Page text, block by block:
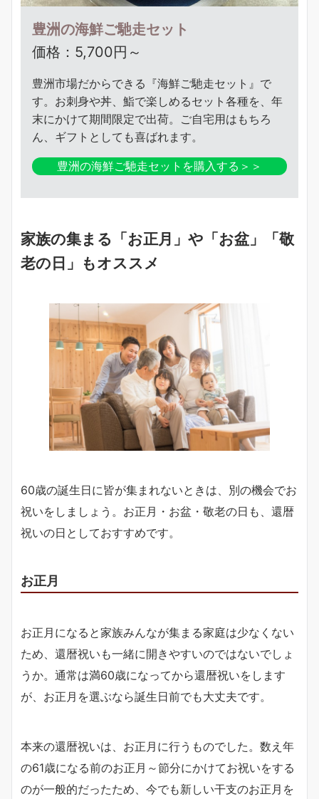
豊洲の海鮮ご馳走セット
価格：5,700円～
豊洲市場だからできる『海鮮ご馳走セット』で
す。お刺身や丼、鮨で楽しめるセット各種を、年
末にかけて期間限定で出荷。ご自宅用はもちろ
ん、ギフトとしても喜ばれます。
豊洲の海鮮ご馳走セットを購入する＞＞
家族の集まる「お正月」や「お盆」「敬
老の日」もオススメ
60歳の誕生日に皆が集まれないときは、別の機会でお
祝いをしましょう。お正月・お盆・敬老の日も、還暦
祝いの日としておすすめです。
お正月
お正月になると家族みんなが集まる家庭は少なくない
ため、還暦祝いも一緒に開きやすいのではないでしょ
うか。通常は満60歳になってから還暦祝いをします
が、お正月を選ぶなら誕生日前でも大丈夫です。
本来の還暦祝いは、お正月に行うものでした。数え年
の61歳になる前のお正月～節分にかけてお祝いをする
のが一般的だったため、今でも新しい干支のお正月を